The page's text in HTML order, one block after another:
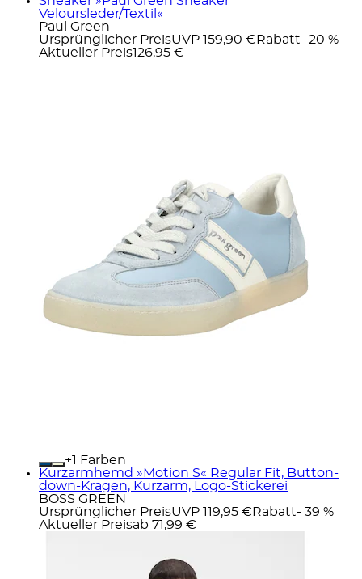
Veloursleder/Textil«
Paul Green
Ursprünglicher PreisUVP 159,90 € Rabatt- 20 %
Aktueller Preis126,95 €
+
Farben
Kurzarmhemd »Motion S« Regular Fit, Button-
down-Kragen, Kurzarm, Logo-Stickerei
BOSS GREEN
Ursprünglicher PreisUVP 119,95 € Rabatt- 39 %
Aktueller Preisab 71,99 €